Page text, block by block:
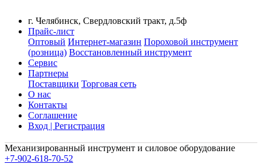
г. Челябинск, Свердловский тракт, д.5ф
Прайс-лист
Оптовый Интернет-магазин Пороховой инструмент
(розница) Восстановленный инструмент
Сервис
Партнеры
Поставщики Торговая сеть
О нас
Контакты
Соглашение
Вход | Регистрация
Механизированный инструмент и силовое оборудование
+7-902-618-70-52